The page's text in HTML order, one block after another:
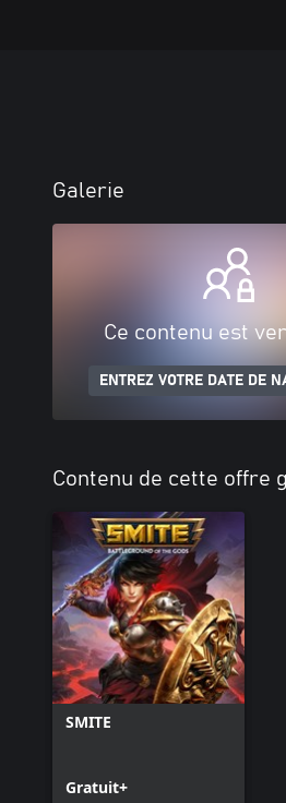
Galerie
Ce contenu est
ENTREZ VOTRE DATE DE
Contenu de cette offre
SMITE
Gratuit+